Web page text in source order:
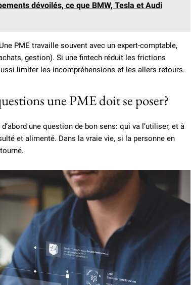
dévoilés, ce que BMW, Tesla et Audi
PME travaille souvent avec un expert-comptable,
gestion). Si une fintech réduit les frictions
limiter les incompréhensions et les allers-retours.
une PME doit se poser?
une question de bon sens: qui va l’utiliser, et à
et alimenté. Dans la vraie vie, si la personne en